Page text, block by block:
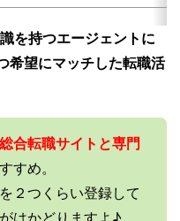
を持つエージェントに
希望にマッチした転職活
総合転職サイトと専門
すめ。
２つくらい登録して
はかどりますよ♪